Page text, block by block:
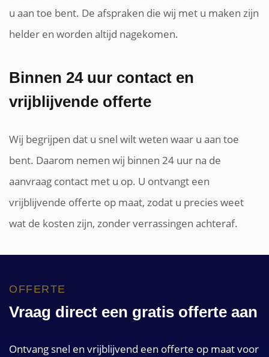
u aan toe bent. De afspraken die wij met u maken zijn
helder en worden altijd nagekomen.
Binnen 24 uur contact en
vrijblijvende offerte
Wij begrijpen dat u snel wilt weten waar u aan toe
bent. Daarom nemen wij binnen 24 uur na de
aanvraag contact met u op. U ontvangt een
vrijblijvende offerte op maat, zodat u precies weet
wat de kosten zijn, zonder verrassingen achteraf.
OFFERTE
Vraag direct een gratis offerte aan
Ontvang snel en vrijblijvend een offerte op maat voor